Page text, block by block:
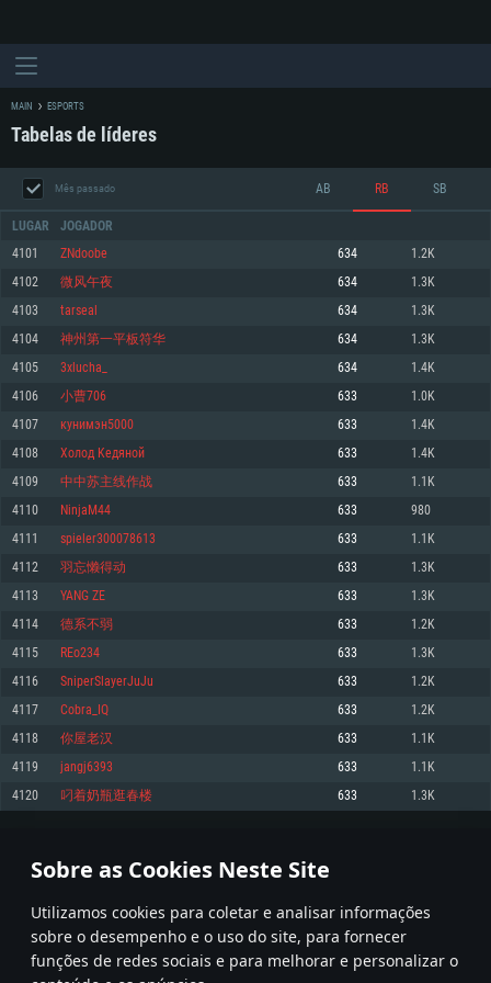
Sobre as Cookies Neste Site
Utilizamos cookies para coletar e analisar informações
sobre o desempenho e o uso do site, para fornecer
funções de redes sociais e para melhorar e personalizar o
REQUERIMENTOS DE SISTEMA
Mínimo
Sistema Operativo: Windows 10 (64 bit)
Processador: Dual-Core 2.2 GHz
Memória: 4GB
Placa Gráfica: Placa com DirectX 11: AMD Radeon 77XX / NVIDIA GeForce
GTX 660. Resolução mínima suportada: 720p
Network: Internet de banda larga.
Disco: 23,1 GB
Recomendado
superior, Radeon RX 570 ou superior
Disco: 75,9 GB
Mínimo
Sistema Operativo: Mac OS Big Sur 11.0 ou versão mais recente
Processador: Core i5 2.2GHz mínimo (Intel Xeon não suportado)
Memória: 6 GB
Placa Gráfica: Intel Iris Pro 5200 (Mac), equivalentes AMD/Nvidia para Mac.
Resolução mínima suportada: 720p com suporte Metal.
Network: Internet de banda larga.
Disco: 21,5 GB
Recomendado
Network: Internet de banda larga.
Mínimo
Sistema Operativo: Distribuições mais modernas do Linux de 64bit
Processador: Dual-Core 2.4 GHz
Memória: 4 GB
Placa Gráfica: NVIDIA 660 com os drivers mais recentes (não mais de 6
meses) / equivalentes AMD com os drivers mais recentes com suporte
Vulkan (não mais de 6 meses); Resolução mínima suportada: 720p.
Network: Internet de banda larga.
Disco: 21,5 GB
Recomendado
Sistema Operativo: Ubuntu 20.04 64bit
Processador: Intel Core i7
Memória: 16 GB
Placa Gráfica: NVIDIA 1060 com os drivers mais recentes (não mais de 6
meses) / equivalentes AMD (Radeon RX 570) com os drivers mais recentes
Network: Internet de banda larga.
MAIN ESPORTS
Tabelas de líderes
Mês passado AB RB SB
LUGAR JOGADOR
4101 ZNdoobe 634 1.2K
4102 微风午夜 634 1.3K
4103 tarseal 634 1.3K
4104 神州第一平板符华 634 1.3K
4105 3xlucha_ 634 1.4K
4106 小曹706 633 1.0K
4107 кунимэн5000 633 1.4K
4108 Холод Kедяной 633 1.4K
4109 中中苏主线作战 633 1.1K
4110 NinjaM44 633 980
4111 spieler300078613 633 1.1K
4112 羽忘懒得动 633 1.3K
4113 YANG ZE 633 1.3K
4114 德系不弱 633 1.2K
4115 REo234 633 1.3K
4116 SniperSlayerJuJu 633 1.2K
4117 Cobra_IQ 633 1.2K
4118 你屋老汉 633 1.1K
4119 jangj6393 633 1.1K
4120 叼着奶瓶逛春楼 633 1.3K